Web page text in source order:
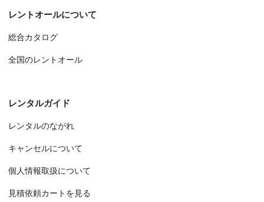
レントオールについて
総合カタログ
全国のレントオール
レンタルガイド
レンタルのながれ
キャンセルについて
個人情報取扱について
見積依頼カートを見る